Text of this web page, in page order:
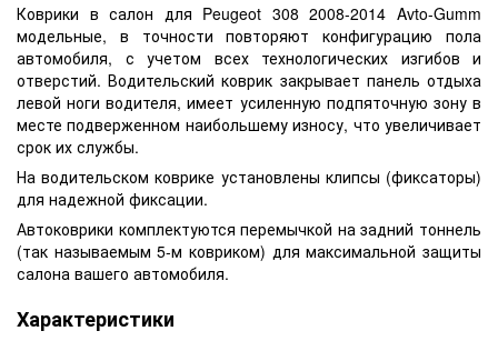
Коврики в салон для Peugeot 308 2008-2014 Avto-Gumm
модельные, в точности повторяют конфигурацию пола
автомобиля, с учетом всех технологических изгибов и
отверстий. Водительский коврик закрывает панель отдыха
левой ноги водителя, имеет усиленную подпяточную зону в
месте подверженном наибольшему износу, что увеличивает
срок их службы.
На водительском коврике установлены клипсы (фиксаторы)
для надежной фиксации.
Автоковрики комплектуются перемычкой на задний тоннель
(так называемым 5-м ковриком) для максимальной защиты
салона вашего автомобиля.
Характеристики